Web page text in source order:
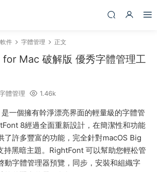
件 字體管理 正文
Mac 破解版 優秀字體管理工
體管理 1.46k
一個擁有幹淨漂亮界面的輕量級的字體管
8經過全面重新設計，在簡潔性和功能
了許多豐富的功能，完全針對macOS Big
持黑暗主題。RightFont 可以幫助您輕松管
動字體管理器預覽，同步，安裝和組織字